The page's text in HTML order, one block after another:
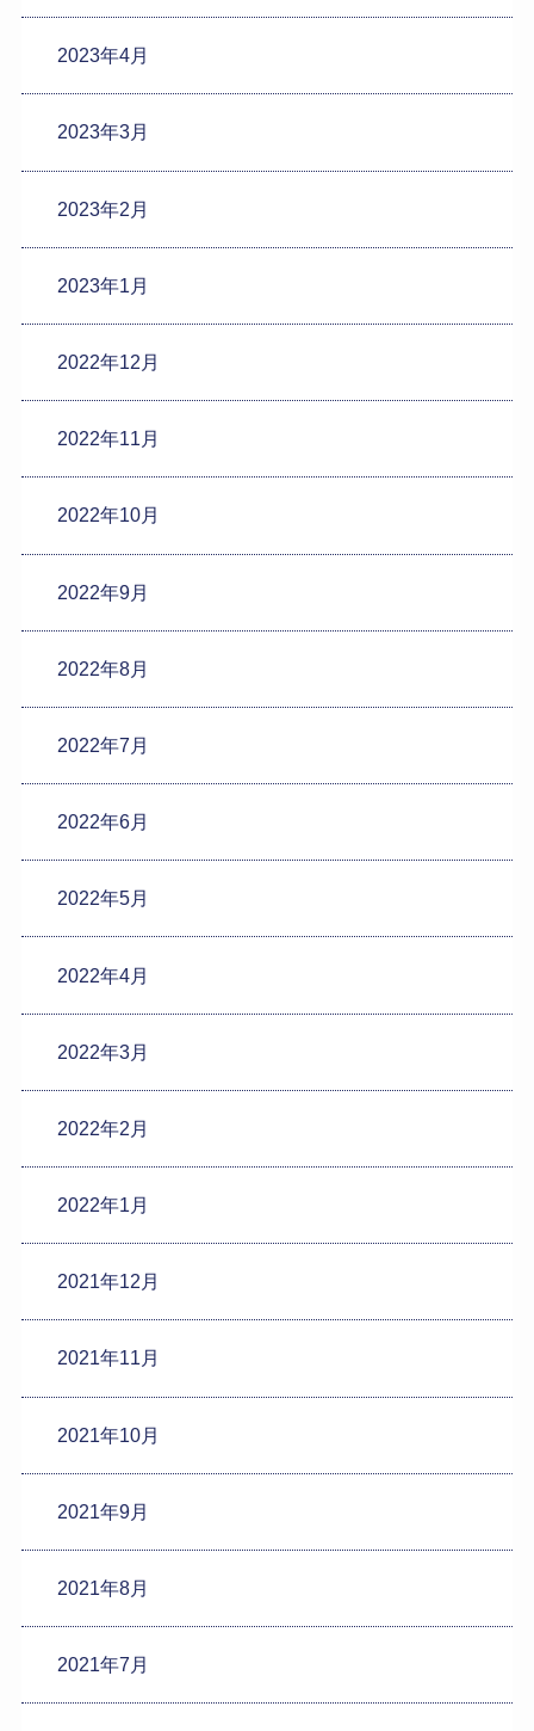
2023年4月
2023年3月
2023年2月
2023年1月
2022年12月
2022年11月
2022年10月
2022年9月
2022年8月
2022年7月
2022年6月
2022年5月
2022年4月
2022年3月
2022年2月
2022年1月
2021年12月
2021年11月
2021年10月
2021年9月
2021年8月
2021年7月